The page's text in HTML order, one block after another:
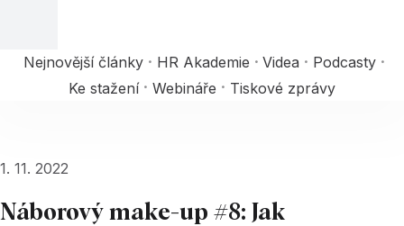
Nejnovější články HR Akademie Videa
Podcasty
Ke stažení
Webináře Tiskové zprávy
1. 11. 2022
Náborový make-up #8: Jak